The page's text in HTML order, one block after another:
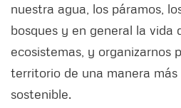
nuestra agua, los páramos,
bosques y en general la vida
ecosistemas, y organizarnos
territorio de una manera más
sostenible.